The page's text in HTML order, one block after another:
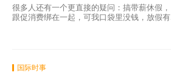
很多人还有一个更直接的疑问：搞带薪休假，
跟促消费绑在一起，可我口袋里没钱，放假有
让他休五天假出去旅游，他宁可在家躺着。
国际时事